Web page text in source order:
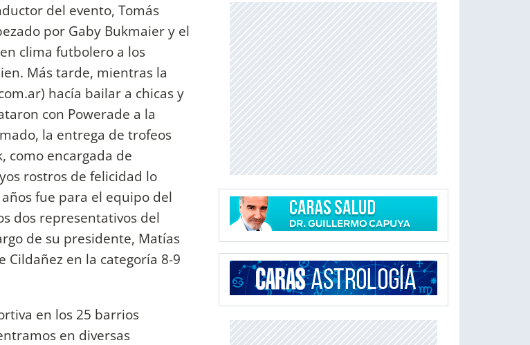
del evento, Tomás
por Gaby Bukmaier y el
clima futbolero a los
Más tarde, mientras la
hacía bailar a chicas y
con Powerade a la
la entrega de trofeos
como encargada de
rostros de felicidad lo
fue para el equipo del
dos representativos del
de su presidente, Matías
Cildañez en la categoría 8-9
en los 25 barrios
en diversas